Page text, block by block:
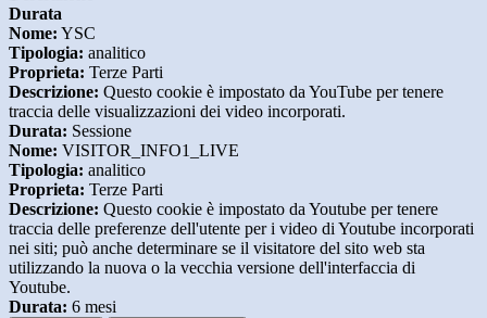
Durata
Nome: YSC
Tipologia: analitico
Proprieta: Terze Parti
Descrizione: Questo cookie è impostato da YouTube per tenere
traccia delle visualizzazioni dei video incorporati.
Durata: Sessione
Nome: VISITOR_INFO1_LIVE
Tipologia: analitico
Proprieta: Terze Parti
Descrizione: Questo cookie è impostato da Youtube per tenere
traccia delle preferenze dell'utente per i video di Youtube incorporati
nei siti; può anche determinare se il visitatore del sito web sta
utilizzando la nuova o la vecchia versione dell'interfaccia di
Youtube.
Durata: 6 mesi